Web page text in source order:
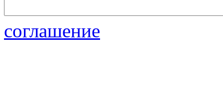
соглашение